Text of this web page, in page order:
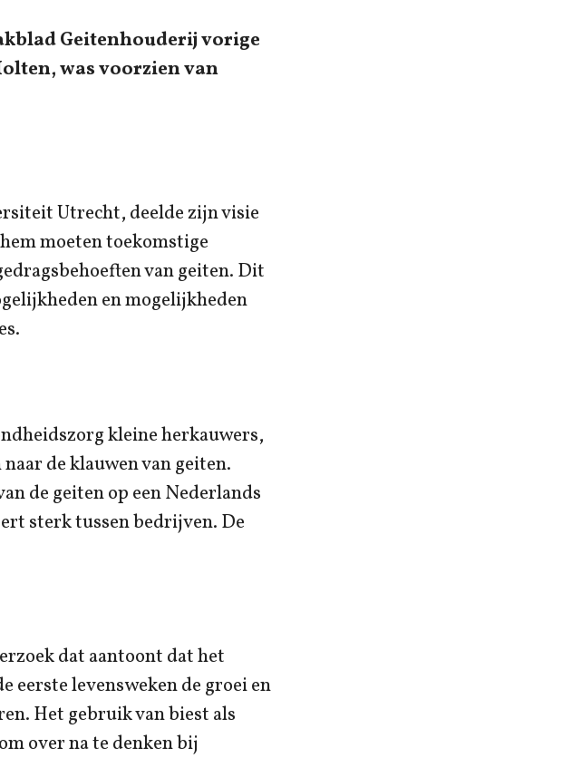
Geitenhouderij vorige
was voorzien van
Utrecht, deelde zijn visie
moeten toekomstige
van geiten. Dit
en mogelijkheden
kleine herkauwers,
de klauwen van geiten.
de geiten op een Nederlands
sterk tussen bedrijven. De
dat aantoont dat het
eerste levensweken de groei en
Het gebruik van biest als
over na te denken bij